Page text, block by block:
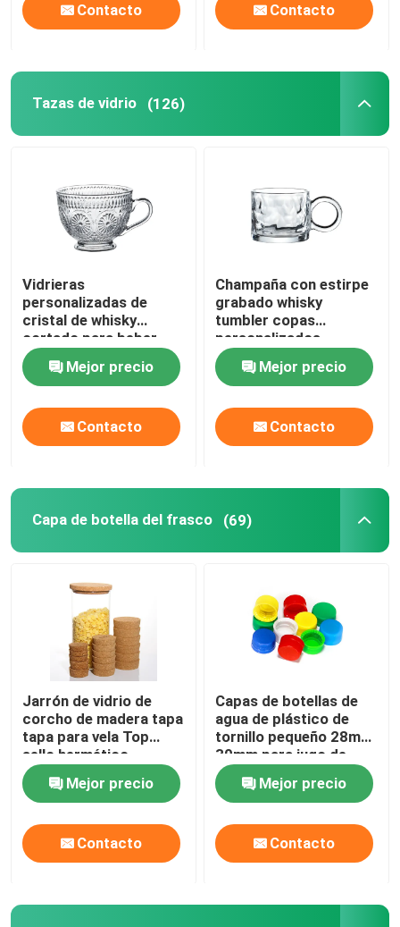
Contacto Contacto
Tazas de vidrio (126)
Vidrieras
personalizadas de
cristal de whisky
cortado para beber
jugo de frutas
Mejor precio
Contacto
Champaña con estirpe
grabado whisky
tumbler copas
personalizados
Mejor precio
Contacto
Capa de botella del frasco (69)
Jarrón de vidrio de
corcho de madera tapa
tapa para vela Top
sello hermético
Mejor precio
Contacto
Capas de botellas de
agua de plástico de
tornillo pequeño 28mm
30mm para jugo de
bebida
Mejor precio
Contacto